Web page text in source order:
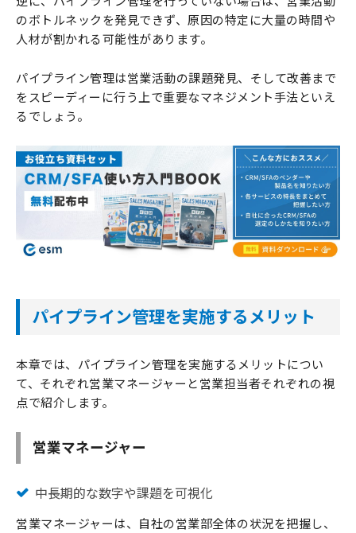
のボトルネックを発見できず、原因の特定に大量の時間や
人材が割かれる可能性があります。
パイプライン管理は営業活動の課題発見、そして改善まで
をスピーディーに行う上で重要なマネジメント手法といえ
るでしょう。
パイプライン管理を実施するメリット
本章では、パイプライン管理を実施するメリットについ
て、それぞれ営業マネージャーと営業担当者それぞれの視
点で紹介します。
営業マネージャー
中長期的な数字や課題を可視化
営業マネージャーは、自社の営業部全体の状況を把握し、